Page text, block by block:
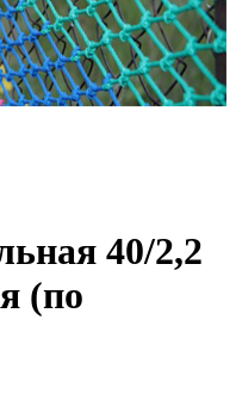
40/2,2
(по